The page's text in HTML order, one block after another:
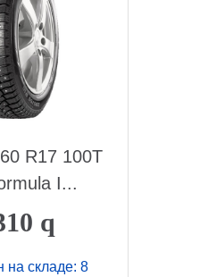
R17 100T
I...
q
на складе: 8